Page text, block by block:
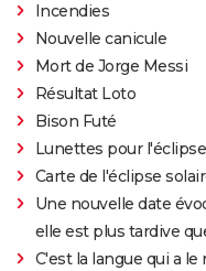
Incendies
Nouvelle canicule
Mort de Jorge Messi
Résultat Loto
Bison Futé
Lunettes pour l'éclipse
Carte de l'éclipse
Une nouvelle date
elle est plus tardive
C'est la langue qui a